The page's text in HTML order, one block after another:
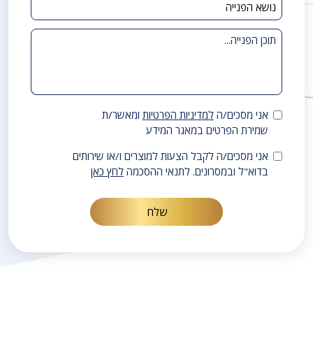
אני מסכים/ה למדיניות הפרטיות ומאשר/ת
שמירת הפרטים במאגר המידע
אני מסכים/ה לקבל הצעות למוצרים ו/או שירותים
בדוא"ל ובמסרונים. לתנאי ההסכמה לחץ כאן